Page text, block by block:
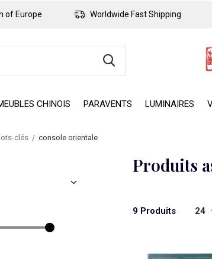
CHINOIS PARAVENTS LUMINAIRES
of Europe Worldwide Fast Shipping
clés console orientale
Produits
9 Produits